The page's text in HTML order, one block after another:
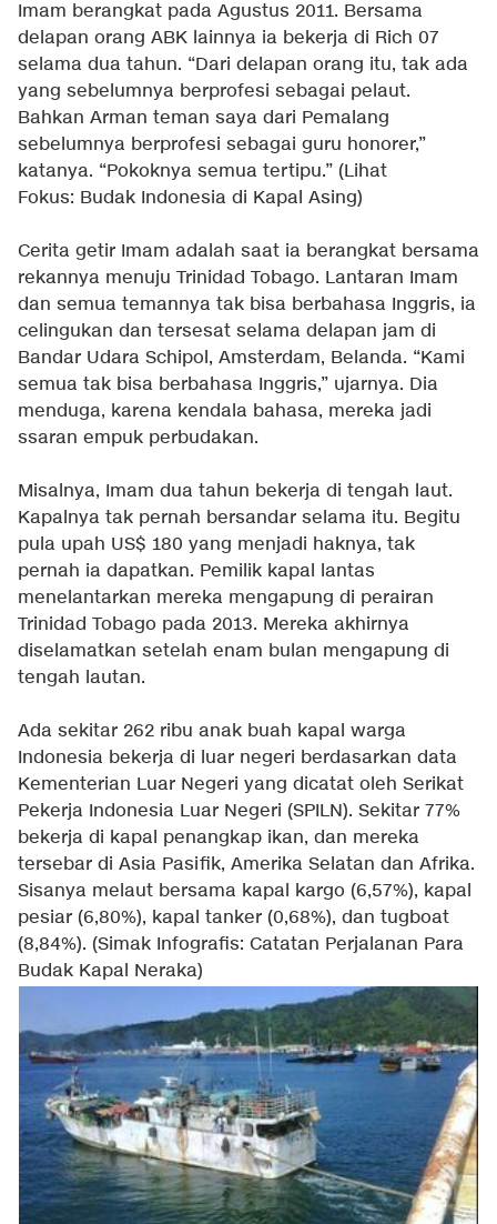
Imam berangkat pada Agustus 2011. Bersama
delapan orang ABK lainnya ia bekerja di Rich 07
selama dua tahun. “Dari delapan orang itu, tak ada
yang sebelumnya berprofesi sebagai pelaut.
Bahkan Arman teman saya dari Pemalang
sebelumnya berprofesi sebagai guru honorer,”
katanya. “Pokoknya semua tertipu.” (Lihat
Fokus: Budak Indonesia di Kapal Asing)
Cerita getir Imam adalah saat ia berangkat bersama
rekannya menuju Trinidad Tobago. Lantaran Imam
dan semua temannya tak bisa berbahasa Inggris, ia
celingukan dan tersesat selama delapan jam di
Bandar Udara Schipol, Amsterdam, Belanda. “Kami
semua tak bisa berbahasa Inggris,” ujarnya. Dia
menduga, karena kendala bahasa, mereka jadi
ssaran empuk perbudakan.
Misalnya, Imam dua tahun bekerja di tengah laut.
Kapalnya tak pernah bersandar selama itu. Begitu
pula upah US$ 180 yang menjadi haknya, tak
pernah ia dapatkan. Pemilik kapal lantas
menelantarkan mereka mengapung di perairan
Trinidad Tobago pada 2013. Mereka akhirnya
diselamatkan setelah enam bulan mengapung di
tengah lautan.
Ada sekitar 262 ribu anak buah kapal warga
Indonesia bekerja di luar negeri berdasarkan data
Kementerian Luar Negeri yang dicatat oleh Serikat
Pekerja Indonesia Luar Negeri (SPILN). Sekitar 77%
bekerja di kapal penangkap ikan, dan mereka
tersebar di Asia Pasifik, Amerika Selatan dan Afrika.
Sisanya melaut bersama kapal kargo (6,57%), kapal
pesiar (6,80%), kapal tanker (0,68%), dan tugboat
(8,84%). (Simak Infografis: Catatan Perjalanan Para
Budak Kapal Neraka)